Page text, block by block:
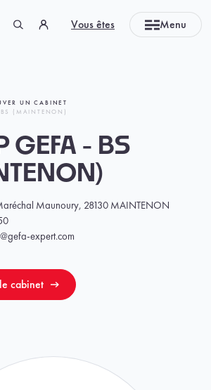
Vous êtes Menu
UN CABINET
(MAINTENON)
GEFA - BS
Maunoury, 28130 MAINTENON
expert.com
cabinet